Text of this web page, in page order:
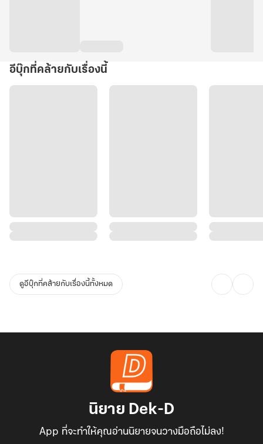
อีบุ๊กที่คล้ายกับเรื่องนี้
ดูอีบุ๊กที่คล้ายกับเรื่องนี้ทั้งหมด
นิยาย Dek-D
App ที่จะทำให้คุณอ่านนิยายจนวางมือถือไม่ลง!